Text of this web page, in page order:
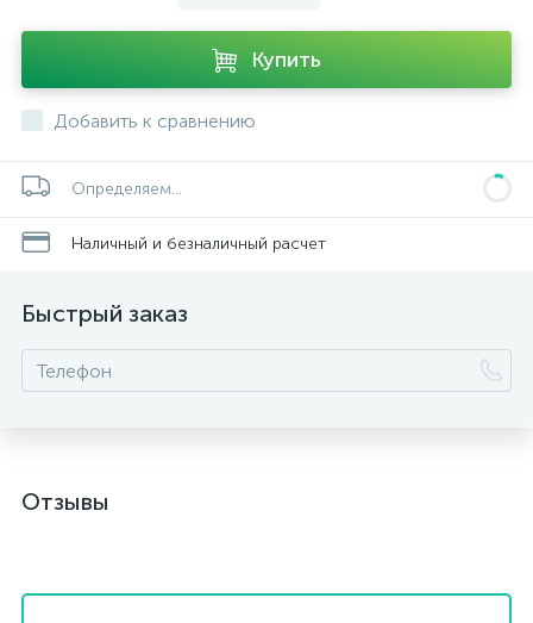
Купить
Добавить к сравнению
Определяем...
Наличный и безналичный расчет
Быстрый заказ
Отзывы